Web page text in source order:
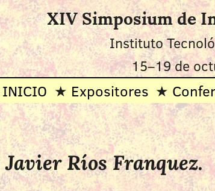
XIV Simposium de
Instituto
15–19 de
INICIO Expositores
Ríos Franquez.